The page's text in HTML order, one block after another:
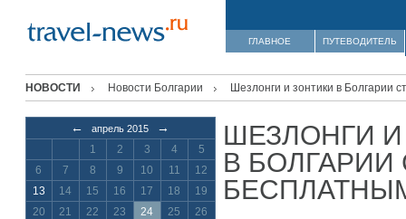
ГЛАВНОЕ ПУТЕВОДИТЕЛЬ
НОВОСТИ Новости Болгарии Шезлонги и зонтики в Болгарии
← апрель 2015 →
1 2 3 4
5
6
7 8 9 10 11
12
13
14 15 16 17 18
19
20
21 22 23 24 25
26
ШЕЗЛОНГИ
В БОЛГАРИИ